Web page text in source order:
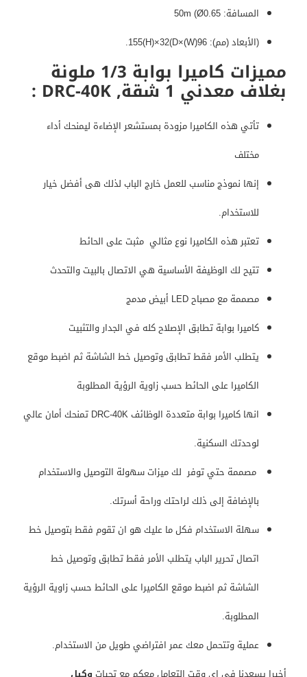
المسافة: 50m (Ø0.65
(الأبعاد (مم): 96(W)×155(H)×32(D.
مميزات كاميرا بوابة 1/3 ملونة
بغلاف معدني 1 شقة, DRC-40K :
تأتي هذه الكاميرا مزودة بمستشعر الإضاءة ليمنحك أداء
مختلف
إنها نموذج مناسب للعمل خارج الباب لذلك هى أفضل خيار
للاستخدام.
تعتبر هذه الكاميرا نوع مثالي مثبت على الحائط
تتيح لك الوظيفة الأساسية هي الاتصال بالبيت والتحدث
مصممة مع مصباح LED أبيض مدمج
كاميرا بوابة تطابق الإصلاح كله في الجدار والتثبيت
يتطلب الأمر فقط تطابق وتوصيل خط الشاشة ثم اضبط موقع
الكاميرا على الحائط حسب زاوية الرؤية المطلوبة
انها كاميرا بوابة متعددة الوظائف DRC-40K تمنحك أمان عالي
لوحدتك السكنية.
مصممة حتي توفر لك ميزات سهولة التوصيل والاستخدام
بالإضافة إلى ذلك لراحتك وراحة أسرتك.
سهلة الاستخدام فكل ما عليك هو ان تقوم فقط بتوصيل خط
اتصال تحرير الباب يتطلب الأمر فقط تطابق وتوصيل خط
الشاشة ثم اضبط موقع الكاميرا على الحائط حسب زاوية الرؤية
المطلوبة.
عملية وتتحمل معك عمر افتراضي طويل من الاستخدام.